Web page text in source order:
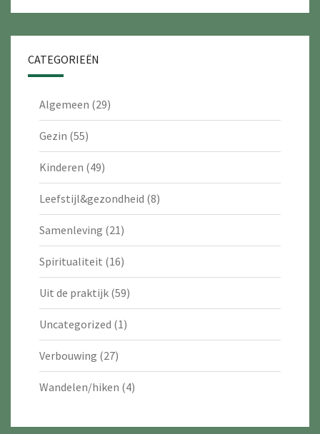
CATEGORIEËN
Algemeen (29)
Gezin (55)
Kinderen (49)
Leefstijl&gezondheid (8)
Samenleving (21)
Spiritualiteit (16)
Uit de praktijk (59)
Uncategorized (1)
Verbouwing (27)
Wandelen/hiken (4)